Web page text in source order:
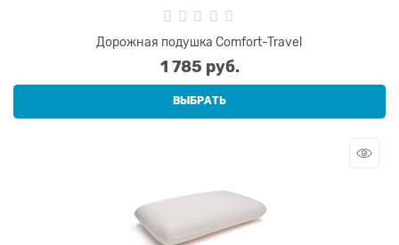
Дорожная подушка Comfort-Travel
1 785 руб.
ВЫБРАТЬ